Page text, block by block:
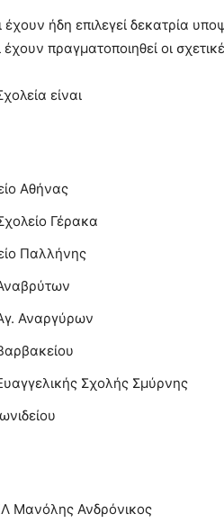
έχουν ήδη επιλεγεί δεκατρία
πραγματοποιηθεί οι
είναι
Αθήνας
Γέρακα
Παλλήνης
Αναργύρων
Σχολής Σμύρνης
Μανόλης Ανδρόνικος